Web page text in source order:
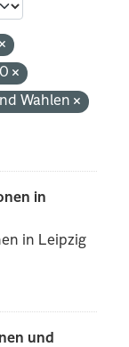
Wahlen
in
in Leipzig
und